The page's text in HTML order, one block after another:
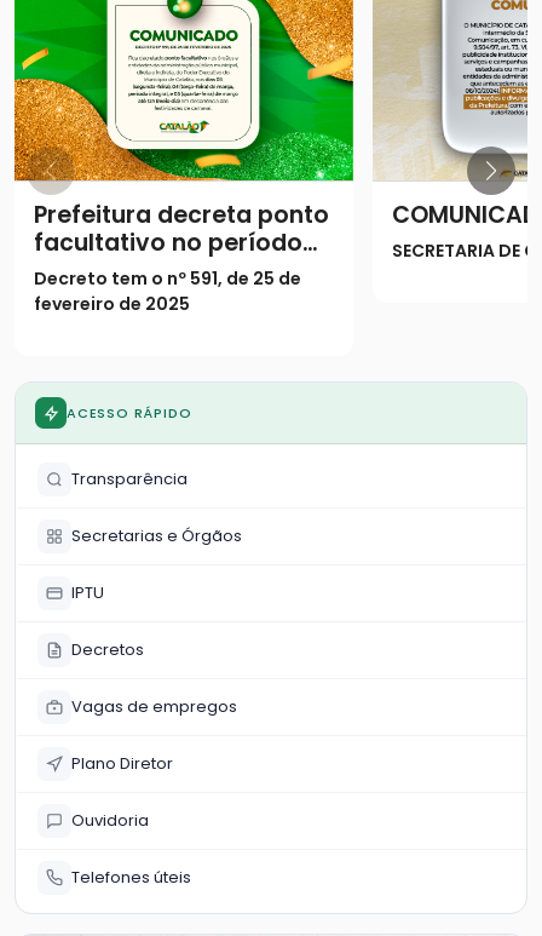
Prefeitura decreta ponto
facultativo no período
do Carnaval
Decreto tem o nº 591, de 25 de
fevereiro de 2025
SECRETARIA DE
ACESSO RÁPIDO
Transparência
Secretarias e Órgãos
IPTU
Decretos
Vagas de empregos
Plano Diretor
Ouvidoria
Telefones úteis